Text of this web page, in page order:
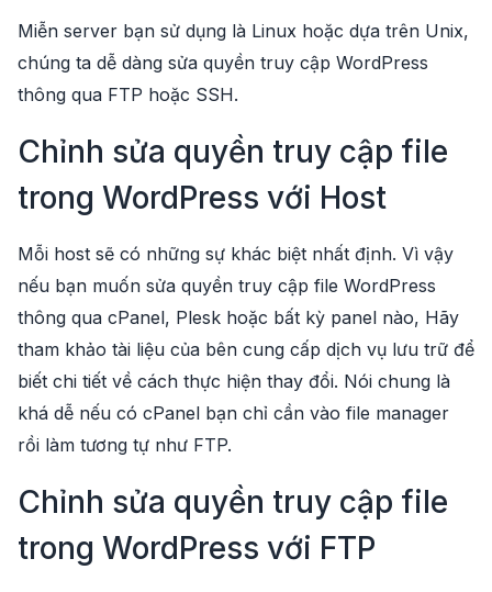
Miễn server bạn sử dụng là Linux hoặc dựa trên Unix,
chúng ta dễ dàng sửa quyền truy cập WordPress
thông qua FTP hoặc SSH.
Chỉnh sửa quyền truy cập file
trong WordPress với Host
Mỗi host sẽ có những sự khác biệt nhất định. Vì vậy
nếu bạn muốn sửa quyền truy cập file WordPress
thông qua cPanel, Plesk hoặc bất kỳ panel nào, Hãy
tham khảo tài liệu của bên cung cấp dịch vụ lưu trữ để
biết chi tiết về cách thực hiện thay đổi. Nói chung là
khá dễ nếu có cPanel bạn chỉ cần vào file manager
rồi làm tương tự như FTP.
Chỉnh sửa quyền truy cập file
trong WordPress với FTP